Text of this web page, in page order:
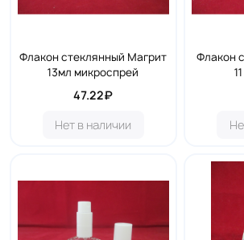
Флакон стеклянный Магрит
13мл микроспрей
47.22₽
Нет в наличии
Флакон